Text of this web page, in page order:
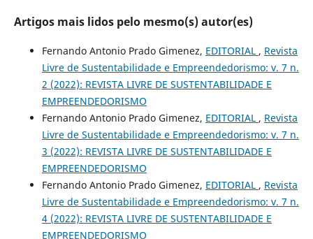
Artigos mais lidos pelo mesmo(s) autor(es)
Fernando Antonio Prado Gimenez, EDITORIAL , Revista
Livre de Sustentabilidade e Empreendedorismo: v. 7 n.
2 (2022): REVISTA LIVRE DE SUSTENTABILIDADE E
EMPREENDEDORISMO
Fernando Antonio Prado Gimenez, EDITORIAL , Revista
Livre de Sustentabilidade e Empreendedorismo: v. 7 n.
3 (2022): REVISTA LIVRE DE SUSTENTABILIDADE E
EMPREENDEDORISMO
Fernando Antonio Prado Gimenez, EDITORIAL , Revista
Livre de Sustentabilidade e Empreendedorismo: v. 7 n.
4 (2022): REVISTA LIVRE DE SUSTENTABILIDADE E
EMPREENDEDORISMO